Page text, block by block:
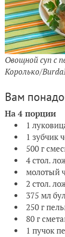
Овощной суп с
Королько/
Вам
На 4 порции
1
1 зубчик
500 г
4 стол.
молотый
2 стол.
375 мл
250 г
80 г
1 пучок